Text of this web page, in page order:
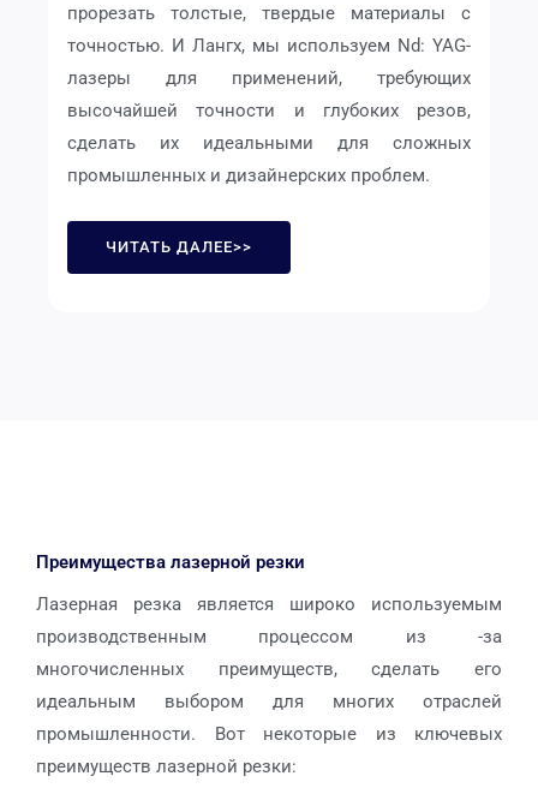
прорезать толстые, твердые материалы с
точностью. И Лангх, мы используем Nd: YAG-
лазеры для применений, требующих
высочайшей точности и глубоких резов,
сделать их идеальными для сложных
промышленных и дизайнерских проблем.
ЧИТАТЬ ДАЛЕЕ>>
Преимущества лазерной резки
Лазерная резка является широко используемым
производственным процессом из -за
многочисленных преимуществ, сделать его
идеальным выбором для многих отраслей
промышленности. Вот некоторые из ключевых
преимуществ лазерной резки: